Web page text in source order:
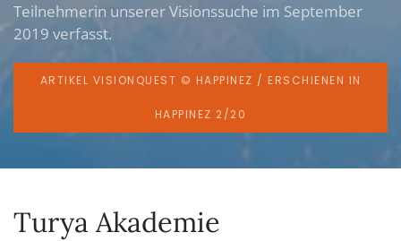
Teilnehmerin unserer Visionssuche im September
2019 verfasst.
ARTIKEL VISIONQUEST © HAPPINEZ / ERSCHIENEN IN
HAPPINEZ 2/20
Turya Akademie